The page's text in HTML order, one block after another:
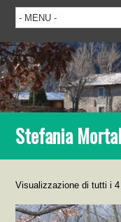
Stefania
Visualizzazione di tutti i